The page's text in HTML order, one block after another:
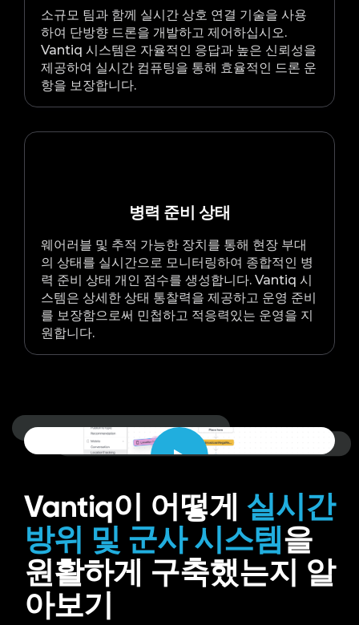
소규모 팀과 함께 실시간 상호 연결 기술을 사용
하여 단방향 드론을 개발하고 제어하십시오.
Vantiq 시스템은 자율적인 응답과 높은 신뢰성을
제공하여 실시간 컴퓨팅을 통해 효율적인 드론 운
항을 보장합니다.
병력 준비 상태
웨어러블 및 추적 가능한 장치를 통해 현장 부대
의 상태를 실시간으로 모니터링하여 종합적인 병
력 준비 상태 개인 점수를 생성합니다. Vantiq 시
스템은 상세한 상태 통찰력을 제공하고 운영 준비
를 보장함으로써 민첩하고 적응력있는 운영을 지
원합니다.
Watch
video
Vantiq이 어떻게 실시간
방위 및 군사 시스템을
원활하게 구축했는지 알
아보기